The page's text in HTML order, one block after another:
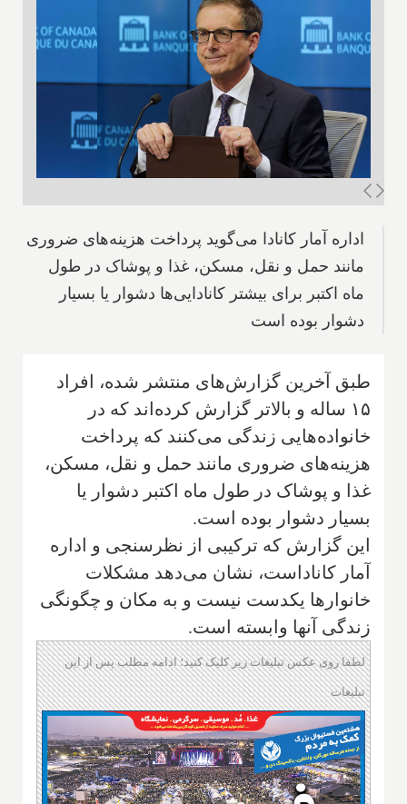
اداره آمار کانادا می‌گوید پرداخت هزینه‌های ضروری
مانند حمل و نقل، مسکن، غذا و پوشاک در طول
ماه اکتبر برای بیشتر کانادایی‌ها دشوار یا بسیار
دشوار بوده است
طبق آخرین گزارش‌های منتشر شده، افراد
۱۵ ساله و بالاتر گزارش کرده‌اند که در
خانواده‌هایی زندگی می‌کنند که پرداخت
هزینه‌های ضروری مانند حمل و نقل، مسکن،
غذا و پوشاک در طول ماه اکتبر دشوار یا
بسیار دشوار بوده است.
این گزارش که ترکیبی از نظرسنجی و اداره
آمار کاناداست، نشان می‌دهد مشکلات
خانوارها یکدست نیست و به مکان و چگونگی
زندگی آنها وابسته است.
لطفا روی عکس تبلیغات زیر کلیک کنید؛ ادامه مطلب پس از این
تبلیغات